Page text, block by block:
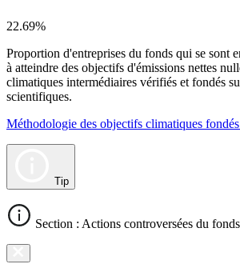
22.69%
Proportion d'entreprises du fonds qui se sont
à atteindre des objectifs d'émissions nettes
climatiques intermédiaires vérifiés et fondés
scientifiques.
Méthodologie des objectifs climatiques
Tip
Section : Actions controversées du fonds